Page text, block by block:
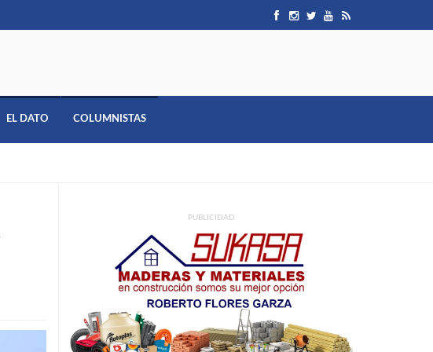
EL DATO COLUMNISTAS
PUBLICIDAD